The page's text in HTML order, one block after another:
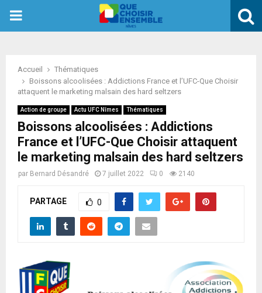
PRIMARY
Accueil
Thématiques
Boissons alcoolisées : Addictions France et l’UFC-Que Choisir
attaquent le marketing malsain des hard seltzers
Action de groupe Actu UFC Nîmes Thématiques
Boissons alcoolisées : Addictions
France et l’UFC-Que Choisir attaquent
le marketing malsain des hard seltzers
par Bernard Désandré 7 juillet 2022 0 2140
PARTAGE 0